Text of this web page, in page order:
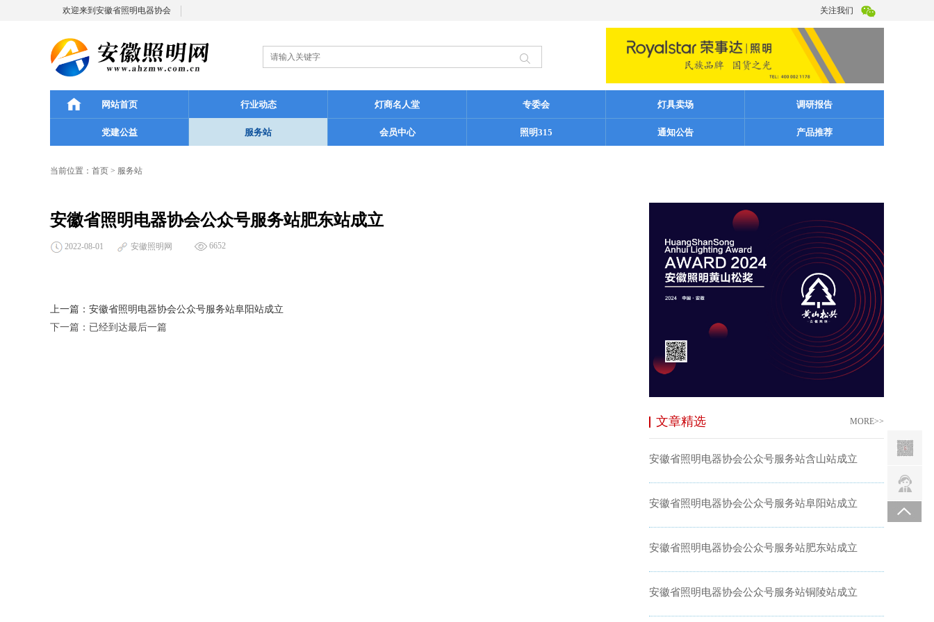
欢迎来到安徽省照明电器协会 关注我们
网站首页 行业动态 灯商名人堂 专委会 灯具卖场 调研报告
党建公益 服务站 会员中心 照明315 通知公告 产品推荐
当前位置： 首页 > 服务站
安徽省照明电器协会公众号服务站肥东站成立
2022-08-01 安徽照明网 6652
上一篇： 安徽省照明电器协会公众号服务站阜阳站成立
下一篇：已经到达最后一篇
文章精选 MORE>>
安徽省照明电器协会公众号服务站含山站成立
安徽省照明电器协会公众号服务站阜阳站成立
安徽省照明电器协会公众号服务站肥东站成立
安徽省照明电器协会公众号服务站铜陵站成立